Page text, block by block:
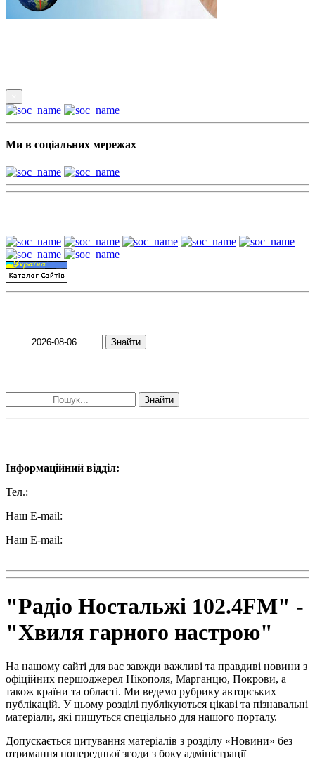
Ми в соціальних мережах
Знайти
Знайти
Інформаційний відділ:
Тел.:
Наш E-mail:
Наш E-mail:
"Радіо Ностальжі 102.4FM" -
"Хвиля гарного настрою"
На нашому сайті для вас завжди важливі та правдиві новини з
офіційних першоджерел Нікополя, Марганцю, Покрови, а
також країни та області. Ми ведемо рубрику авторських
публікацій. У цьому розділі публікуються цікаві та пізнавальні
матеріали, які пишуться спеціально для нашого порталу.
Допускається цитування матеріалів з розділу «Новини» без
отримання попередньої згоди з боку адміністрації